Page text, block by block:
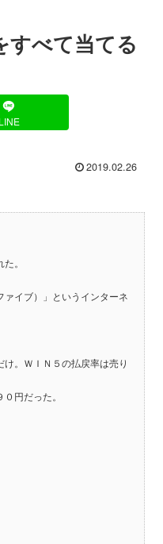
べて当てる
LINE
2019.02.26
。
イブ）」というインターネ
。ＷＩＮ５の払戻率は売り
円だった。